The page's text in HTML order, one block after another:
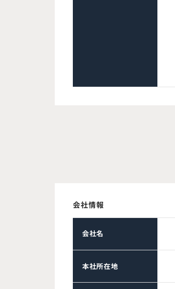
会社情報
会社名
本社所在地